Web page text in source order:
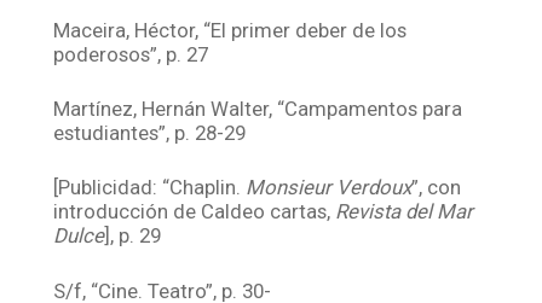
Maceira, Héctor, “El primer deber de los
poderosos”, p. 27
Martínez, Hernán Walter, “Campamentos para
estudiantes”, p. 28-29
[Publicidad: “Chaplin. Monsieur Verdoux”, con
introducción de Caldeo cartas, Revista del Mar
Dulce], p. 29
S/f, “Cine. Teatro”, p. 30-